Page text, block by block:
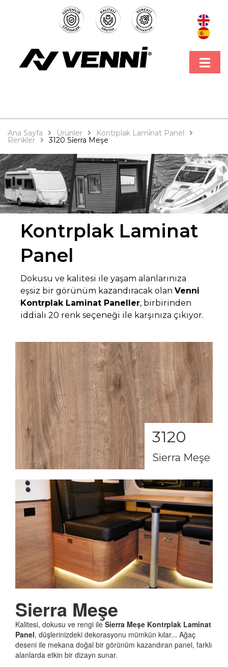
Ana Sayfa Ürünler Kontrplak Lami̇nat Panel
Renkler 3120 Si̇erra Meşe
Kontrplak Laminat
Panel
Dokusu ve kalitesi ile yaşam alanlarınıza
eşsiz bir görünüm kazandıracak olan Venni
Kontrplak Laminat Paneller, birbirinden
iddialı 20 renk seçeneği ile karşınıza çıkıyor.
3120
Sierra Meşe
Sierra Meşe
Kalitesi, dokusu ve rengi ile Sierra Meşe Kontrplak Laminat
Panel, düşlerinizdeki dekorasyonu mümkün kılar... Ağaç
deseni ile mekana doğal bir görünüm kazandıran panel, farklı
alanlarda etkin bir dizayn sunar.